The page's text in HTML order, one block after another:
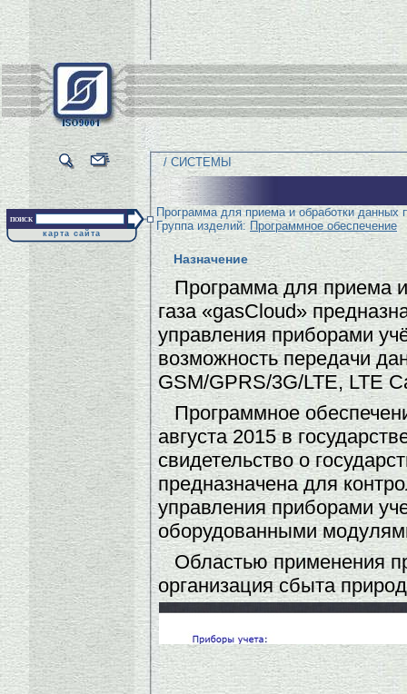
/ СИСТЕМЫ
поиск
карта сайта
Программа для приема и обработки данных
Группа изделий: Программное обеспечение
Назначение
Программа для приема
газа «gasCloud»
управления приборами
возможность передачи
GSM/GPRS/3G/LTE, LTE
Программное
августа 2015 в
свидетельство о
предназначена для
управления приборами
оборудованными
Областью применения
организация сбыта